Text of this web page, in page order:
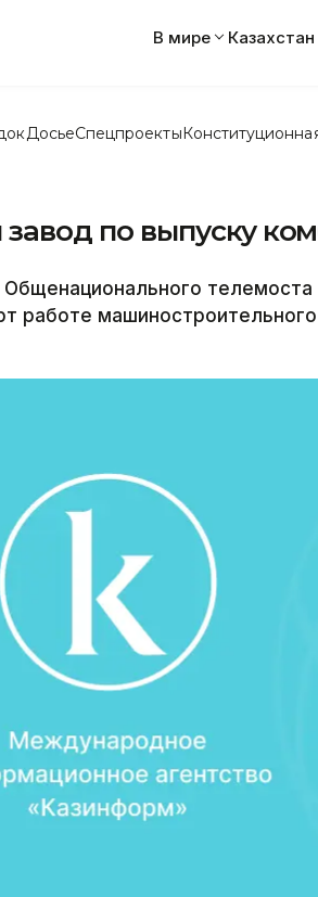
В мире Казахстан
ДосьеСпецпроекты
по выпуску
телемоста
работе